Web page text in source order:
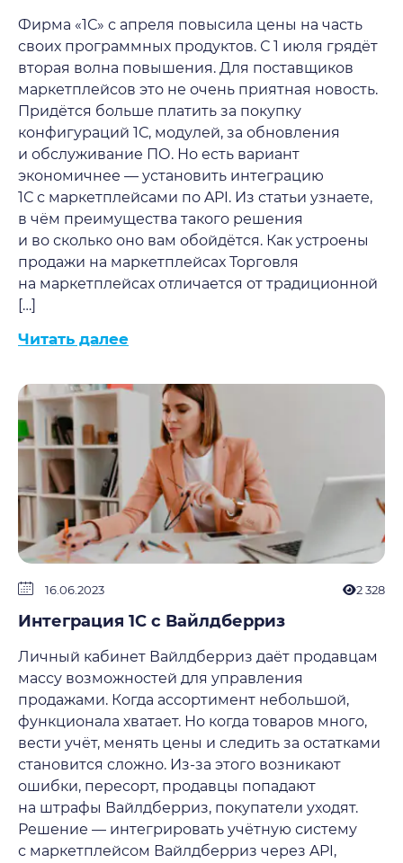
Фирма «1С» с апреля повысила цены на часть
своих программных продуктов. С 1 июля грядёт
вторая волна повышения. Для поставщиков
маркетплейсов это не очень приятная новость.
Придётся больше платить за покупку
конфигураций 1С, модулей, за обновления
и обслуживание ПО. Но есть вариант
экономичнее — установить интеграцию
1С с маркетплейсами по API. Из статьи узнаете,
в чём преимущества такого решения
и во сколько оно вам обойдётся. Как устроены
продажи на маркетплейсах Торговля
на маркетплейсах отличается от традиционной
[…]
Читать далее
16.06.2023 2 328
Интеграция 1C с Вайлдберриз
Личный кабинет Вайлдберриз даёт продавцам
массу возможностей для управления
продажами. Когда ассортимент небольшой,
функционала хватает. Но когда товаров много,
вести учёт, менять цены и следить за остатками
становится сложно. Из-за этого возникают
ошибки, пересорт, продавцы попадают
на штрафы Вайлдберриз, покупатели уходят.
Решение — интегрировать учётную систему
с маркетплейсом Вайлдберриз через API,